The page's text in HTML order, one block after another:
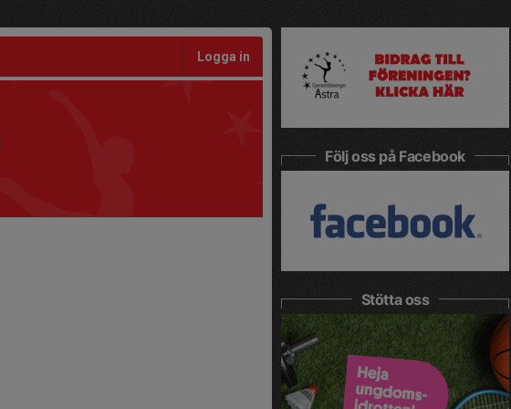
Logga in
Följ oss på Facebook
Stötta oss